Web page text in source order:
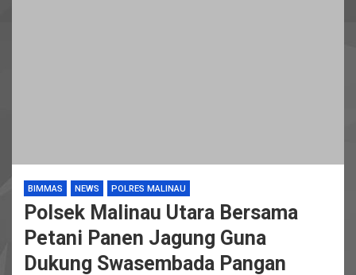
BIMMAS NEWS POLRES MALINAU
Polsek Malinau Utara Bersama
Petani Panen Jagung Guna
Dukung Swasembada Pangan